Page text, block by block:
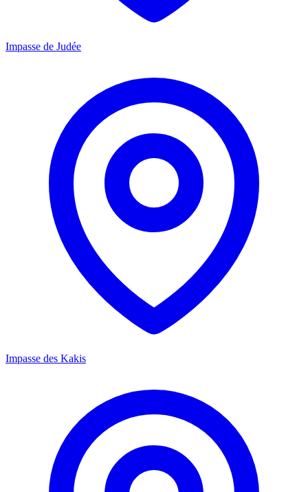
Impasse de Judée
Impasse des Kakis